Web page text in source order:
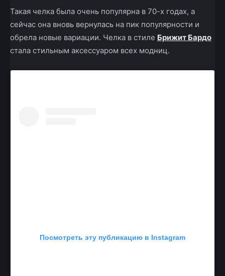
Такая челка была очень популярна в 70-х годах, а
сейчас она вновь вернулась на пик популярности и
обрела новые вариации. Челка в стиле Брижит Бардо
стала стильным аксессуаром всех модниц.
Посмотреть эту публикацию в Instagram